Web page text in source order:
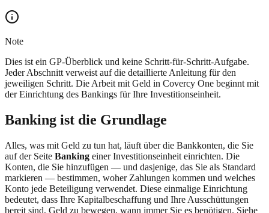
Note
Dies ist ein GP-Überblick und keine Schritt-für-Schritt-Aufgabe.
Jeder Abschnitt verweist auf die detaillierte Anleitung für den
jeweiligen Schritt. Die Arbeit mit Geld in Covercy One beginnt mit
der Einrichtung des Bankings für Ihre Investitionseinheit.
Banking ist die Grundlage
Alles, was mit Geld zu tun hat, läuft über die Bankkonten, die Sie
auf der Seite Banking einer Investitionseinheit einrichten. Die
Konten, die Sie hinzufügen — und dasjenige, das Sie als Standard
markieren — bestimmen, woher Zahlungen kommen und welches
Konto jede Beteiligung verwendet. Diese einmalige Einrichtung
bedeutet, dass Ihre Kapitalbeschaffung und Ihre Ausschüttungen
bereit sind, Geld zu bewegen, wann immer Sie es benötigen. Siehe